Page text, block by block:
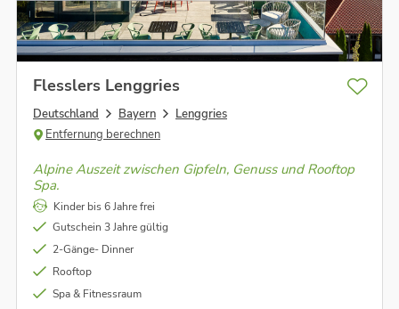
Flesslers Lenggries
Deutschland Bayern
Lenggries
Entfernung berechnen
Alpine Auszeit zwischen Gipfeln, Genuss und Rooftop
Spa.
Kinder bis 6 Jahre frei
Gutschein 3 Jahre gültig
2-Gänge- Dinner
Rooftop
Spa & Fitnessraum